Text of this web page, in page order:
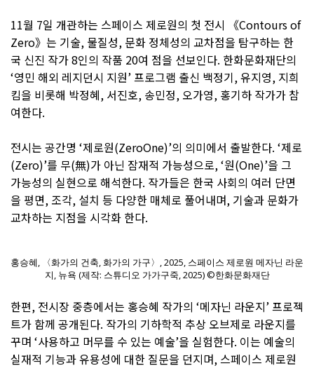
11월 7일 개관하는 스페이스 제로원의 첫 전시 《Contours of
Zero》는 기술, 물질성, 문화 정체성의 교차점을 탐구하는 한
국 신진 작가 8인의 작품 20여 점을 선보인다. 한화문화재단의
‘영민 해외 레지던시 지원’ 프로그램 출신 백정기, 유지영, 지희
킴을 비롯해 박정혜, 서진호, 송민정, 오가영, 홍기하 작가가 참
여한다.
전시는 공간명 ‘제로원(ZeroOne)’의 의미에서 출발한다. ‘제로
(Zero)’를 무(無)가 아닌 잠재적 가능성으로, ‘원(One)’을 그
가능성의 실현으로 해석한다. 작가들은 한국 사회의 여러 단면
을 평면, 조각, 설치 등 다양한 매체로 풀어내며, 기술과 문화가
교차하는 지점을 시각화 한다.
홍승혜, 〈화가의 건축, 화가의 가구〉, 2025, 스페이스 제로원 메자닌 라운
지, 뉴욕 (제작: 스튜디오 가가구죽, 2025) ©한화문화재단
한편, 전시장 중층에서는 홍승혜 작가의 ‘메자닌 라운지’ 프로젝
트가 함께 공개된다. 작가의 기하학적 추상 오브제로 라운지를
꾸며 ‘사용하고 머무를 수 있는 예술’을 실험한다. 이는 예술의
실재적 기능과 유용성에 대한 질문을 던지며, 스페이스 제로원